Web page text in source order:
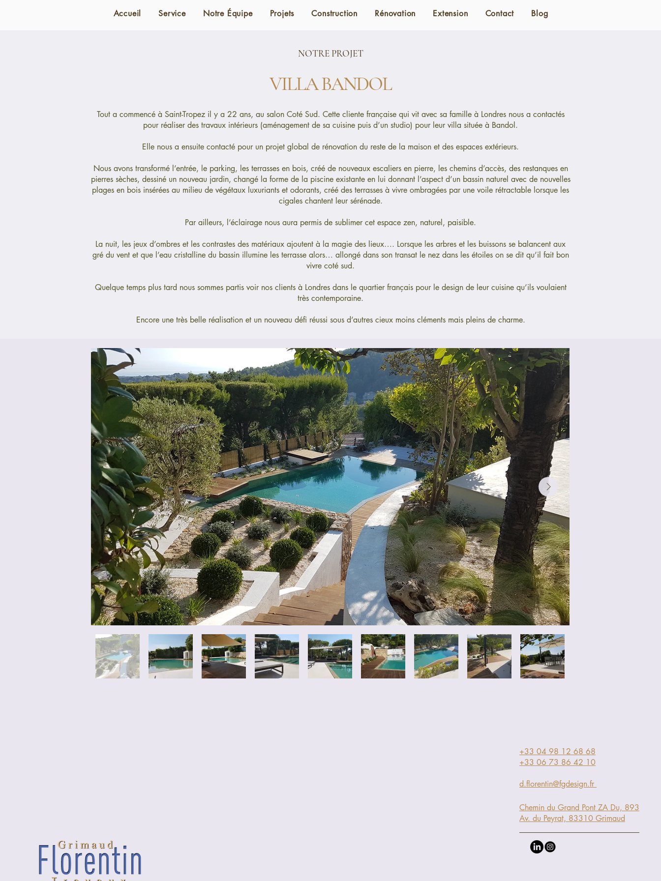
Accueil Service Notre Équipe Projets Construction Rénovation Extension Contact Blog
NOTRE PROJET
VILLA BANDOL
Tout a commencé à Saint-Tropez il y a 22 ans, au salon Coté Sud. Cette cliente française qui vit avec sa famille à Londres nous a contactés
pour réaliser des travaux intérieurs (aménagement de sa cuisine puis d’un studio) pour leur villa située à Bandol.
Elle nous a ensuite contacté pour un projet global de rénovation du reste de la maison et des espaces extérieurs.
Nous avons transformé l’entrée, le parking, les terrasses en bois, créé de nouveaux escaliers en pierre, les chemins d’accès, des restanques en
pierres sèches, dessiné un nouveau jardin, changé la forme de la piscine existante en lui donnant l’aspect d’un bassin naturel avec de nouvelles
plages en bois insérées au milieu de végétaux luxuriants et odorants, créé des terrasses à vivre ombragées par une voile rétractable lorsque les
cigales chantent leur sérénade.
Par ailleurs, l’éclairage nous aura permis de sublimer cet espace zen, naturel, paisible.
La nuit, les jeux d’ombres et les contrastes des matériaux ajoutent à la magie des lieux…. Lorsque les arbres et les buissons se balancent aux
gré du vent et que l’eau cristalline du bassin illumine les terrasse alors… allongé dans son transat le nez dans les étoiles on se dit qu’il fait bon
vivre coté sud.
Quelque temps plus tard nous sommes partis voir nos clients à Londres dans le quartier français pour le design de leur cuisine qu’ils voulaient
très contemporaine.
Encore une très belle réalisation et un nouveau défi réussi sous d’autres cieux moins cléments mais pleins de charme.
+33 04 98 12 68 68
+33 06 73 86 42 10
d.florentin@fgdesign.fr
Chemin du Grand Pont ZA Du, 893
Av. du Peyrat, 83310 Grimaud